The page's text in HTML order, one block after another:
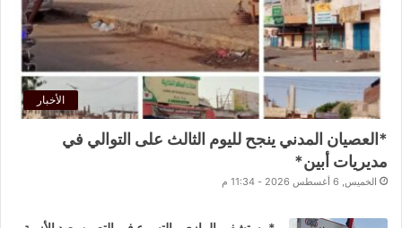
الأخبار
*العصيان المدني ينجح لليوم الثالث على التوالي في
مديريات أبين*
الخميس, 6 أغسطس 2026 - 11:34 م